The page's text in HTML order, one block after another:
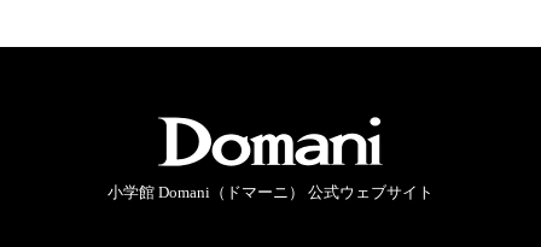
小学館 Domani（ドマーニ） 公式ウェブサイト